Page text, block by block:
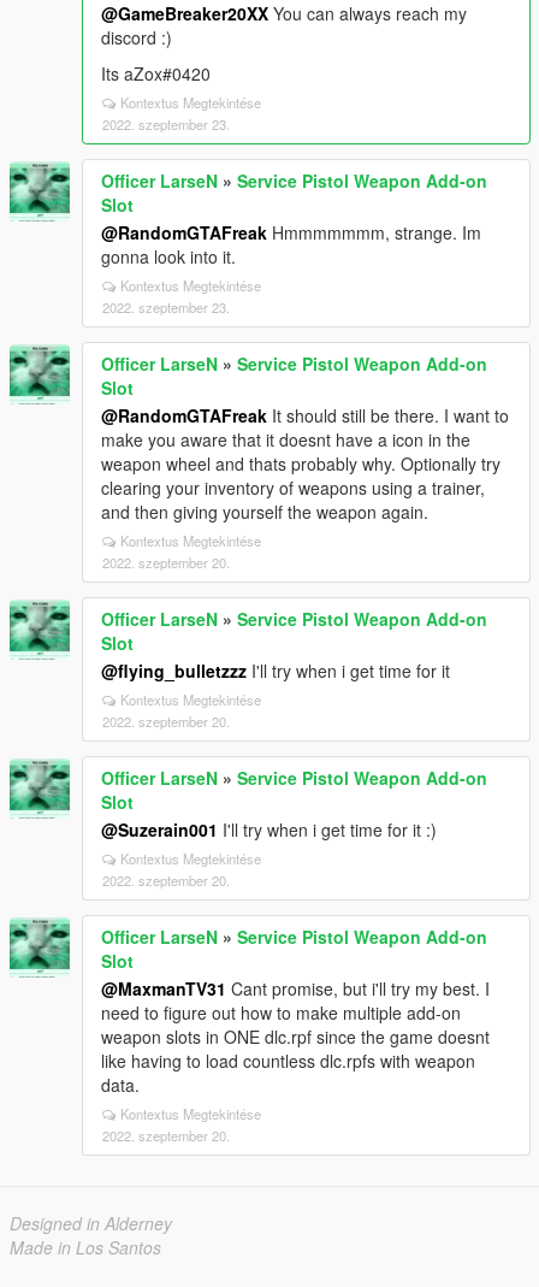
@GameBreaker20XX You can always reach my
discord :)
Its aZox#0420
Kontextus Megtekintése
2022. szeptember 23.
Officer LarseN » Service Pistol Weapon Add-on
Slot
@RandomGTAFreak Hmmmmmmm, strange. Im
gonna look into it.
Kontextus Megtekintése
2022. szeptember 23.
Officer LarseN » Service Pistol Weapon Add-on
Slot
@RandomGTAFreak It should still be there. I want to
make you aware that it doesnt have a icon in the
weapon wheel and thats probably why. Optionally try
clearing your inventory of weapons using a trainer,
and then giving yourself the weapon again.
Kontextus Megtekintése
2022. szeptember 20.
Officer LarseN » Service Pistol Weapon Add-on
Slot
@flying_bulletzzz I'll try when i get time for it
Kontextus Megtekintése
2022. szeptember 20.
Officer LarseN » Service Pistol Weapon Add-on
Slot
@Suzerain001 I'll try when i get time for it :)
Kontextus Megtekintése
2022. szeptember 20.
Officer LarseN » Service Pistol Weapon Add-on
Slot
@MaxmanTV31 Cant promise, but i'll try my best. I
need to figure out how to make multiple add-on
weapon slots in ONE dlc.rpf since the game doesnt
like having to load countless dlc.rpfs with weapon
data.
Kontextus Megtekintése
2022. szeptember 20.
Designed in Alderney
Made in Los Santos